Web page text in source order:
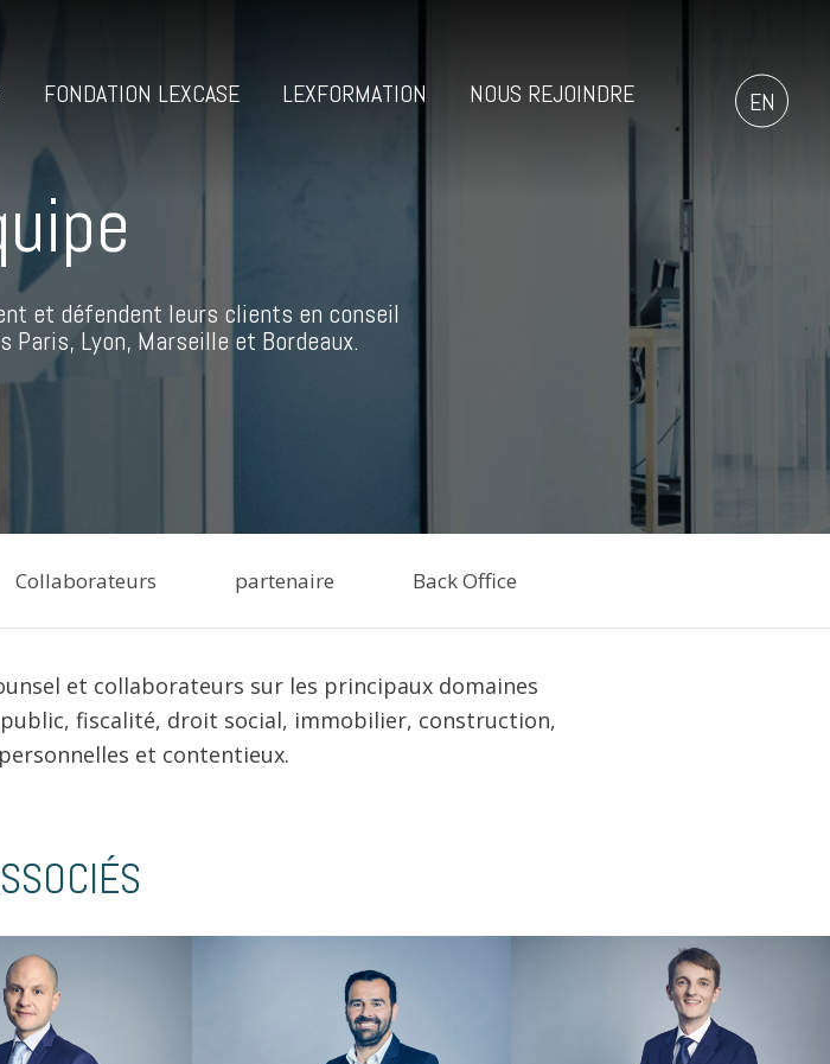
FONDATION LEXCASE LEXFORMATION
NOUS REJOINDRE
EN
et défendent leurs clients en conseil
Paris, Lyon, Marseille et Bordeaux.
Collaborateurs partenaire Back Office
et collaborateurs sur les principaux domaines
fiscalité, droit social, immobilier, construction,
et contentieux.